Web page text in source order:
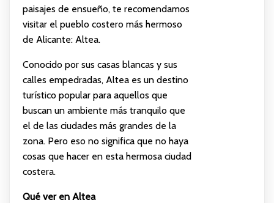
paisajes de ensueño, te recomendamos
visitar el pueblo costero más hermoso
de Alicante: Altea.
Conocido por sus casas blancas y sus
calles empedradas, Altea es un destino
turístico popular para aquellos que
buscan un ambiente más tranquilo que
el de las ciudades más grandes de la
zona. Pero eso no significa que no haya
cosas que hacer en esta hermosa ciudad
costera.
Qué ver en Altea